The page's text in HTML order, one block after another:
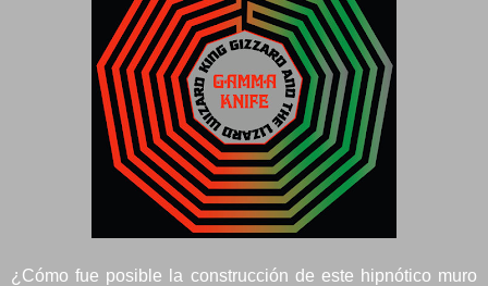
¿Cómo fue posible la construcción de este hipnótico muro